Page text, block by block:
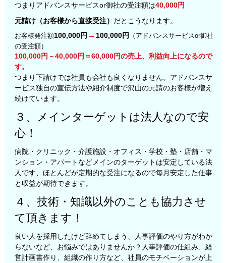
つまりアドバンスサービスor御社の受注額は40,000円
元請け（お客様から直接受注） だとこうなります。
お客様発注額100,000円 → 100,000円
（アドバンスサービスor御社
の受注額）
100,000円－40,000円＝60,000円の売上、利益向上になるので
す。
つまり下請けでは社員も会社も良くなりません。アドバンスサ
ービス独自の宣伝方法や紹介制度で沢山の元請のお客様が増え
続けています。
３、メインターゲットは法人なので安
心！
病院・クリニック・介護施設・オフィス・学校・塾・店舗・マ
ンション・アパートなどメインのターゲットは安定している法
人です、ほとんどが定期的な受注になるので毎月安定した仕事
と収益が期待できます。
４、技術・知識以外のことも協力させ
て頂きます！
良い人を採用したけど辞めてしまう、人事評価のやり方がわか
らないなど、お悩みではありませんか？人事評価の仕組み、経
営計画書作り、組織の作り方など、社員のモチベーションが上